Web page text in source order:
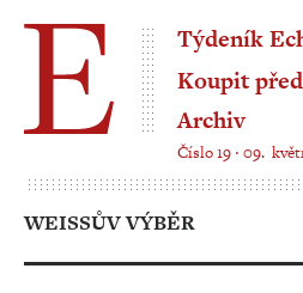
Týdeník
Koupit
Archiv
Číslo 19 ‧ 09.
WEISSŮV VÝBĚR